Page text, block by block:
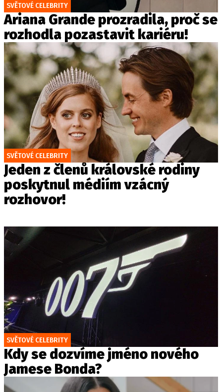
SVĚTOVÉ CELEBRITY
Ariana Grande prozradila, proč se
rozhodla pozastavit kariéru!
SVĚTOVÉ CELEBRITY
Jeden z členů královské rodiny
poskytnul médiím vzácný
rozhovor!
SVĚTOVÉ CELEBRITY
Kdy se dozvíme jméno nového
Jamese Bonda?